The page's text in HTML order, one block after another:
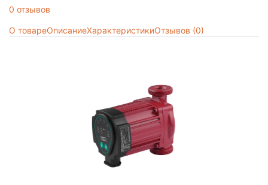
0 отзывов
О товареОписаниеХарактеристикиОтзывов (0)